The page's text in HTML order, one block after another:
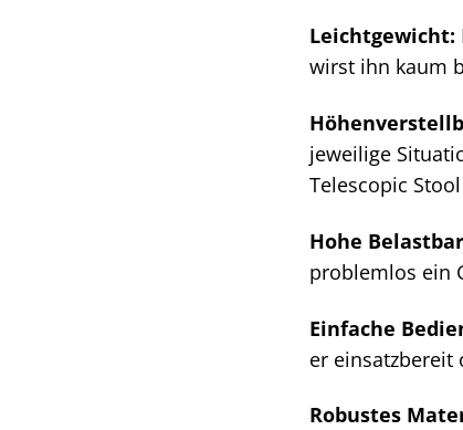
Leichtgewicht:
wirst ihn kaum
jeweilige
Telescopic
Hohe
problemlos ein
Einfache
er einsatzbereit
Robustes